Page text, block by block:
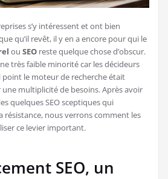
s’y intéressent et ont bien
qu’il revêt, il y en a encore pour qui le
ou SEO reste quelque chose d’obscur.
très faible minorité car les décideurs
le moteur de recherche était
multiplicité de besoins. Après avoir
quelques SEO sceptiques qui
résistance, nous verrons comment les
ce levier important.
SEO, un